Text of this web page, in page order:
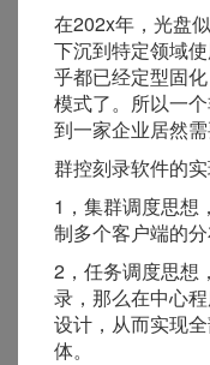
在202x年，光盘
下沉到特定领域
乎都已经定型固
模式了。所以一
到一家企业居然
群控刻录软件的
1，集群调度思想
制多个客户端的
2，任务调度思想
录，那么在中心
设计，从而实现
体。